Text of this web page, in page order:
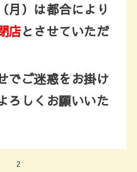
月）は都合により
店とさせていただ
でご迷惑をお掛け
ろしくお願いいた
2